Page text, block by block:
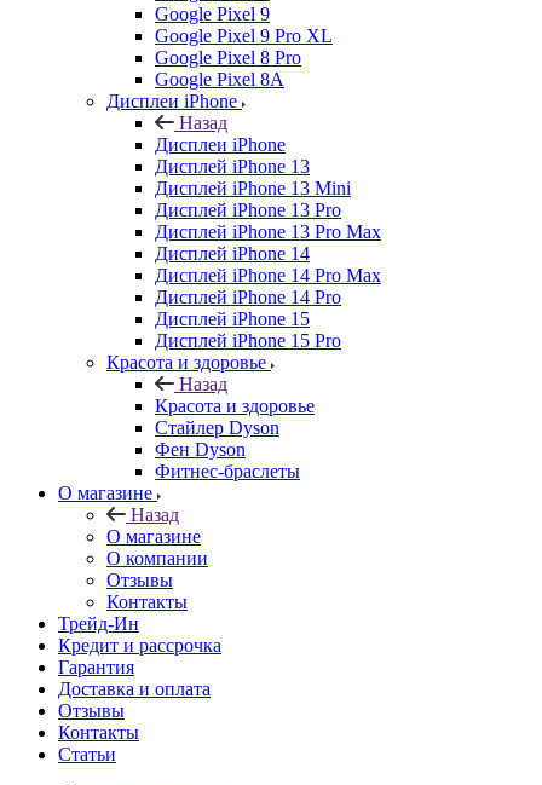
Google Pixel 9
Google Pixel 9 Pro XL
Google Pixel 8 Pro
Google Pixel 8A
Дисплеи iPhone
Назад
Дисплеи iPhone
Дисплей iPhone 13
Дисплей iPhone 13 Mini
Дисплей iPhone 13 Pro
Дисплей iPhone 13 Pro Max
Дисплей iPhone 14
Дисплей iPhone 14 Pro Max
Дисплей iPhone 14 Pro
Дисплей iPhone 15
Дисплей iPhone 15 Pro
Красота и здоровье
Назад
Красота и здоровье
Стайлер Dyson
Фен Dyson
Фитнес-браслеты
О магазине
Назад
О магазине
О компании
Отзывы
Контакты
Трейд-Ин
Кредит и рассрочка
Гарантия
Доставка и оплата
Отзывы
Контакты
Статьи